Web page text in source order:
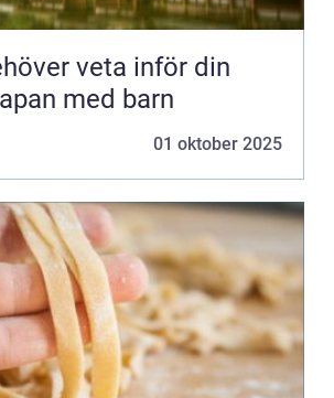
veta inför din
med barn
01 oktober 2025